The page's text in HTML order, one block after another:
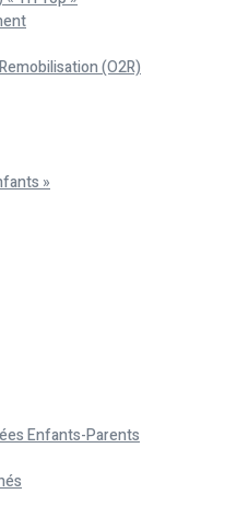
(O2R)
»
Enfants-Parents